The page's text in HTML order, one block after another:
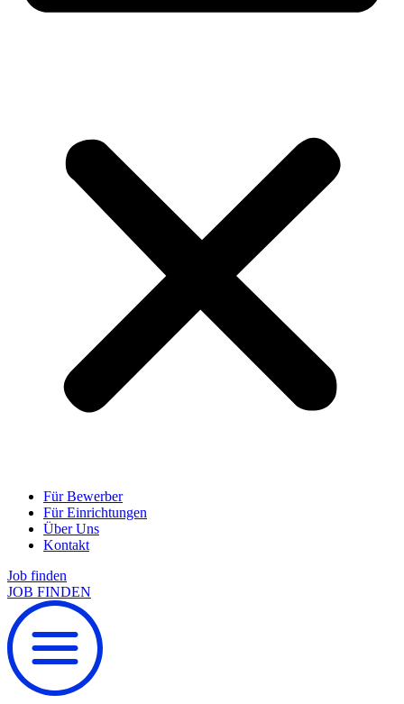
Für Bewerber
Für Einrichtungen
Über Uns
Kontakt
Job finden
JOB FINDEN